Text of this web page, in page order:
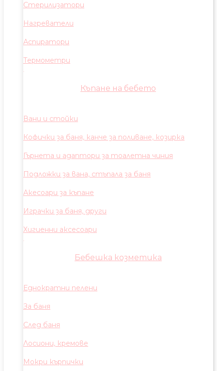
Стерилизатори
Нагреватели
Аспиратори
Термометри
Къпане на бебето
Вани и стойки
Кофички за баня, канче за поливане, козирка
Гърнета и адаптори за тоалетна чиния
Подложки за вана, стъпала за баня
Акесоари за къпане
Играчки за баня, други
Хигиенни аксесоари
Бебешка козметика
Еднократни пелени
За баня
След баня
Лосиони, кремове
Мокри кърпички